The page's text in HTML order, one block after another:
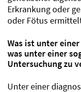
Erkrankung oder
oder Fötus
Was ist unter
was unter einer
Untersuchung zu
Unter einer